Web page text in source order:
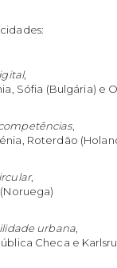
,
Sófia (Bulgária) e
,
Roterdão
,
urbana,
Checa e